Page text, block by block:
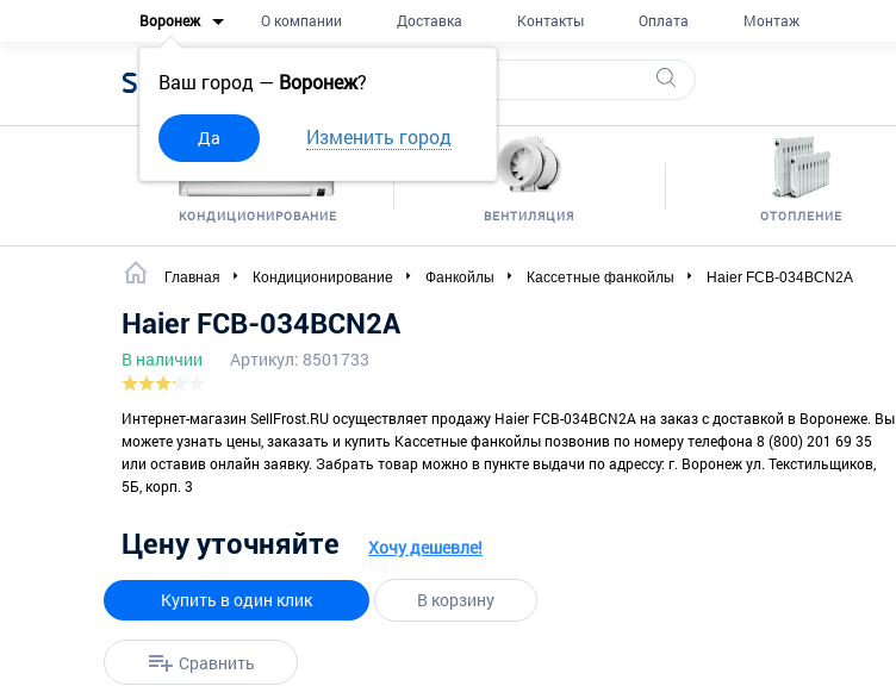
Воронеж
Ваш город — Воронеж?
Да Изменить город
О компании Доставка Контакты Оплата Монтаж
SellFrost
КОНДИЦИОНИРОВАНИЕ ВЕНТИЛЯЦИЯ ОТОПЛЕНИЕ
Главная Кондиционирование Фанкойлы Кассетные фанкойлы Haier FCB-034BCN2A
Haier FCB-034BCN2A
В наличии Артикул: 8501733
Интернет-магазин SellFrost.RU осуществляет продажу Haier FCB-034BCN2A на заказ с доставкой в Воронеже. Вы
можете узнать цены, заказать и купить Кассетные фанкойлы позвонив по номеру телефона 8 (800) 201 69 35
или оставив онлайн заявку. Забрать товар можно в пункте выдачи по адрессу: г. Воронеж ул. Текстильщиков,
5Б, корп. 3
Цену уточняйте Хочу дешевле!
Купить в один клик В корзину
Сравнить